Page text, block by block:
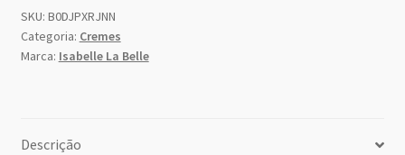
SKU: B0DJPXRJNN
Categoria: Cremes
Marca: Isabelle La Belle
Descrição